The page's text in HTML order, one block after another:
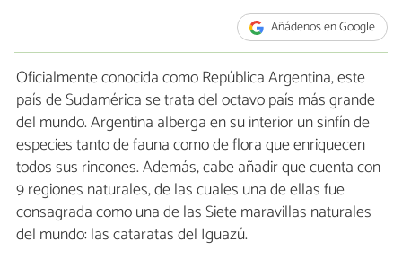
Añádenos en Google
Oficialmente conocida como República Argentina, este
país de Sudamérica se trata del octavo país más grande
del mundo. Argentina alberga en su interior un sinfín de
especies tanto de fauna como de flora que enriquecen
todos sus rincones. Además, cabe añadir que cuenta con
9 regiones naturales, de las cuales una de ellas fue
consagrada como una de las Siete maravillas naturales
del mundo: las cataratas del Iguazú.